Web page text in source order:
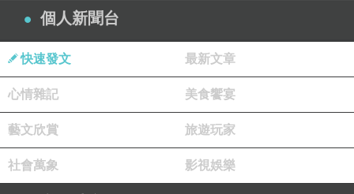
個人新聞台
快速發文 最新文章
心情雜記 美食饗宴
藝文欣賞 旅遊玩家
社會萬象 影視娛樂